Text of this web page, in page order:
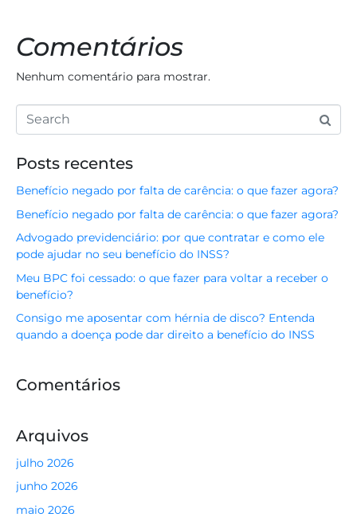
Comentários
Nenhum comentário para mostrar.
Posts recentes
Benefício negado por falta de carência: o que fazer agora?
Benefício negado por falta de carência: o que fazer agora?
Advogado previdenciário: por que contratar e como ele
pode ajudar no seu benefício do INSS?
Meu BPC foi cessado: o que fazer para voltar a receber o
benefício?
Consigo me aposentar com hérnia de disco? Entenda
quando a doença pode dar direito a benefício do INSS
Comentários
Arquivos
julho 2026
junho 2026
maio 2026